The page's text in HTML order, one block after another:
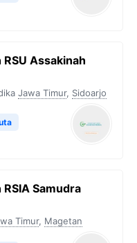
Assakinah
Jawa Timur, Sidoarjo
Samudra
Timur, Magetan